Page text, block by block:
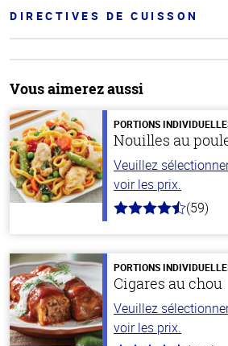
DIRECTIVES DE CUISSON
Vous aimerez aussi
PORTIONS
Nouilles au
Veuillez
voir les prix.
4.3
stars
(59)
PORTIONS
Cigares au chou
Veuillez
voir les prix.